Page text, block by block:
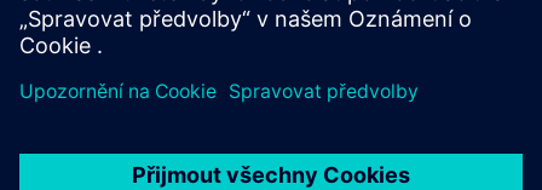
Navštivte blog PLM Components